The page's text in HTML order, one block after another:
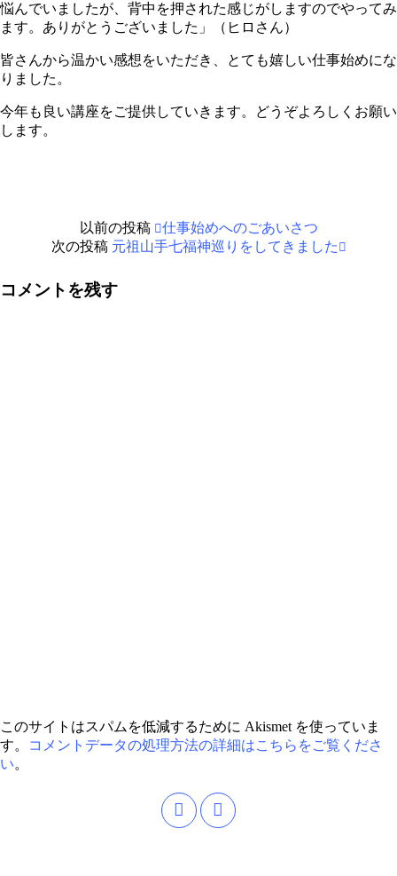
悩んでいましたが、背中を押された感じがしますのでやってみ
ます。ありがとうございました」（ヒロさん）
皆さんから温かい感想をいただき、とても嬉しい仕事始めにな
りました。
今年も良い講座をご提供していきます。どうぞよろしくお願い
します。
以前の投稿
仕事始めへのごあいさつ
次の投稿 元祖山手七福神巡りをしてきました
コメントを残す
このサイトはスパムを低減するために Akismet を使っていま
す。
コメントデータの処理方法の詳細はこちらをご覧くださ
い。